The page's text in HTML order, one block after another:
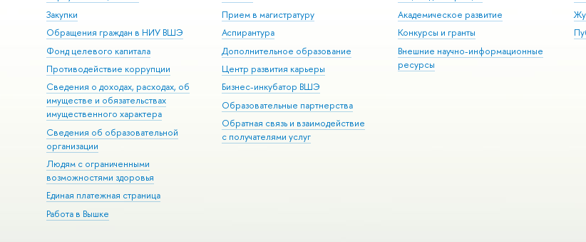
Закупки
Обращения граждан в НИУ ВШЭ
Фонд целевого капитала
Противодействие коррупции
Сведения о доходах, расходах, об
имуществе и обязательствах
имущественного характера
Сведения об образовательной
организации
Людям с ограниченными
возможностями здоровья
Единая платежная страница
Работа в Вышке
Прием в магистратуру
Аспирантура
Дополнительное образование
Центр развития карьеры
Бизнес-инкубатор ВШЭ
Образовательные партнерства
Обратная связь и взаимодействие
с получателями услуг
Академическое развитие
Конкурсы и гранты
Внешние научно-информационные
ресурсы